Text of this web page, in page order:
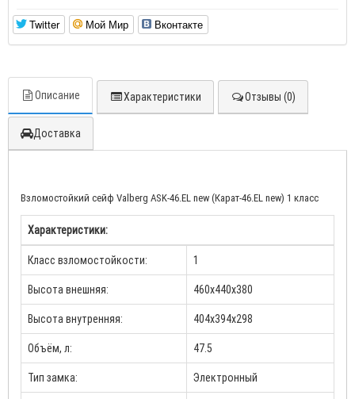
Twitter Мой Мир Вконтакте
Описание Характеристики Отзывы (0)
Доставка
Взломостойкий сейф Valberg ASK-46.EL new (Карат-46.EL new) 1 класс
Характеристики:
Класс взломостойкости: 1
Высота внешняя: 460х440х380
Высота внутренняя: 404х394х298
Объём, л: 47.5
Тип замка: Электронный